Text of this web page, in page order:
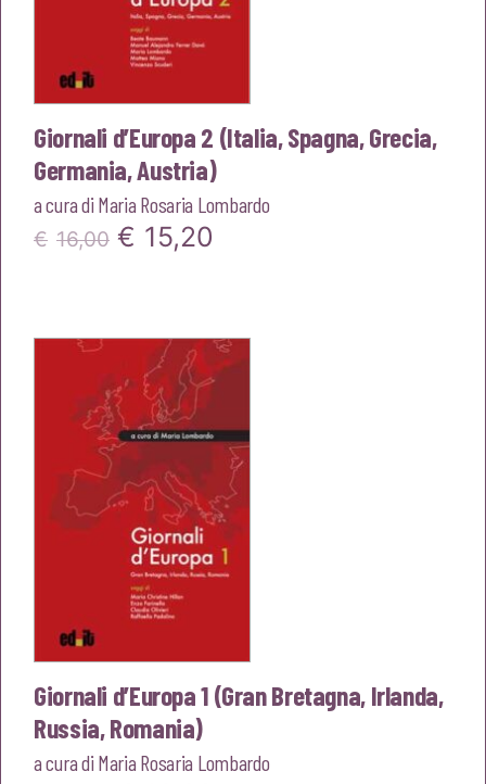
Giornali d’Europa 2 (Italia, Spagna, Grecia,
Germania, Austria)
a cura di Maria Rosaria Lombardo
€ 16,00 Il
era:
€16,00.
€ 15,20
è:
Giornali d’Europa 1 (Gran Bretagna, Irlanda,
Russia, Romania)
a cura di Maria Rosaria Lombardo